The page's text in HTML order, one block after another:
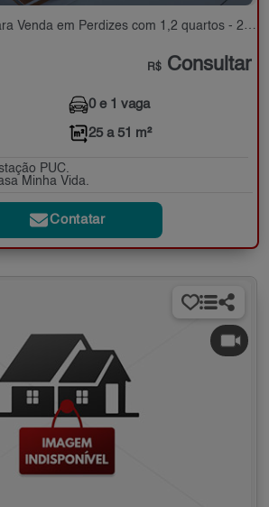
em Perdizes com 1,2 quartos - 25 a 51 m²
R$ Consultar
0 e 1 vaga
25 a 51 m²
PUC.
Minha Vida.
Contatar